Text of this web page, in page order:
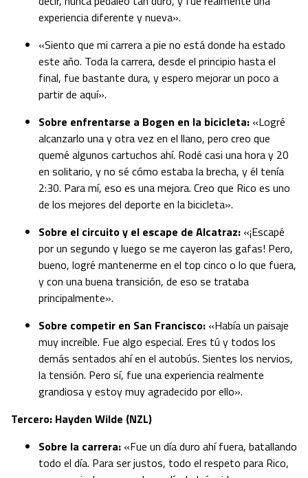
experiencia diferente y nueva».
«Siento que mi carrera a pie no está donde ha estado
este año. Toda la carrera, desde el principio hasta el
final, fue bastante dura, y espero mejorar un poco a
partir de aquí».
Sobre enfrentarse a Bogen en la bicicleta: «Logré
alcanzarlo una y otra vez en el llano, pero creo que
quemé algunos cartuchos ahí. Rodé casi una hora y 20
en solitario, y no sé cómo estaba la brecha, y él tenía
2:30. Para mí, eso es una mejora. Creo que Rico es uno
de los mejores del deporte en la bicicleta».
Sobre el circuito y el escape de Alcatraz: «¡Escapé
por un segundo y luego se me cayeron las gafas! Pero,
bueno, logré mantenerme en el top cinco o lo que fuera,
y con una buena transición, de eso se trataba
principalmente».
Sobre competir en San Francisco: «Había un paisaje
muy increíble. Fue algo especial. Eres tú y todos los
demás sentados ahí en el autobús. Sientes los nervios,
la tensión. Pero sí, fue una experiencia realmente
grandiosa y estoy muy agradecido por ello».
Tercero: Hayden Wilde (NZL)
Sobre la carrera: «Fue un día duro ahí fuera, batallando
todo el día. Para ser justos, todo el respeto para Rico,